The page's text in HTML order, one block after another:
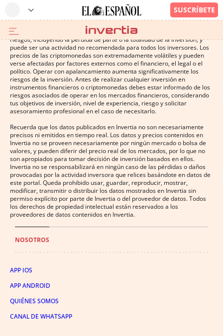
Operar con instrumentos financieros o criptomonedas conlleva altos
riesgos, incluyendo la pérdida de parte o la totalidad de la inversión, y
puede ser una actividad no recomendada para todos los inversores. Los
precios de las criptomonedas son extremadamente volátiles y pueden
verse afectadas por factores externos como el financiero, el legal o el
político. Operar con apalancamiento aumenta significativamente los
riesgos de la inversión. Antes de realizar cualquier inversión en
instrumentos financieros o criptomonedas debes estar informado de los
riesgos asociados de operar en los mercados financieros, considerando
tus objetivos de inversión, nivel de experiencia, riesgo y solicitar
asesoramiento profesional en el caso de necesitarlo.
Recuerda que los datos publicados en Invertia no son necesariamente
precisos ni emitidos en tiempo real. Los datos y precios contenidos en
Invertia no se proveen necesariamente por ningún mercado o bolsa de
valores, y pueden diferir del precio real de los mercados, por lo que no
son apropiados para tomar decisión de inversión basados en ellos.
Invertia no se responsabilizará en ningún caso de las pérdidas o daños
provocadas por la actividad inversora que relices basándote en datos de
este portal. Queda prohibido usar, guardar, reproducir, mostrar,
modificar, transmitir o distribuir los datos mostrados en Invertia sin
permiso explícito por parte de Invertia o del proveedor de datos. Todos
los derechos de propiedad intelectual están reservados a los
proveedores de datos contenidos en Invertia.
NOSOTROS
APP IOS
APP ANDROID
QUIÉNES SOMOS
CANAL DE WHATSAPP